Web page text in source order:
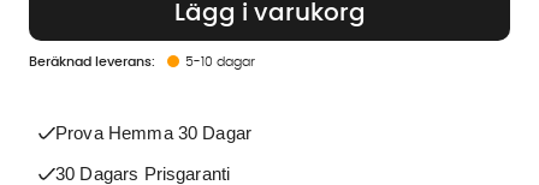
Lägg i varukorg
5-10 dagar
Prova Hemma 30 Dagar
30 Dagars Prisgaranti